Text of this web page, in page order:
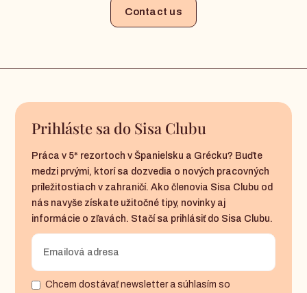
Contact us
Prihláste sa do Sisa Clubu
Práca v 5* rezortoch v Španielsku a Grécku? Buďte
medzi prvými, ktorí sa dozvedia o nových pracovných
príležitostiach v zahraničí. Ako členovia Sisa Clubu od
nás navyše získate užitočné tipy, novinky aj
informácie o zľavách. Stačí sa prihlásiť do Sisa Clubu.
Chcem dostávať newsletter a súhlasím so